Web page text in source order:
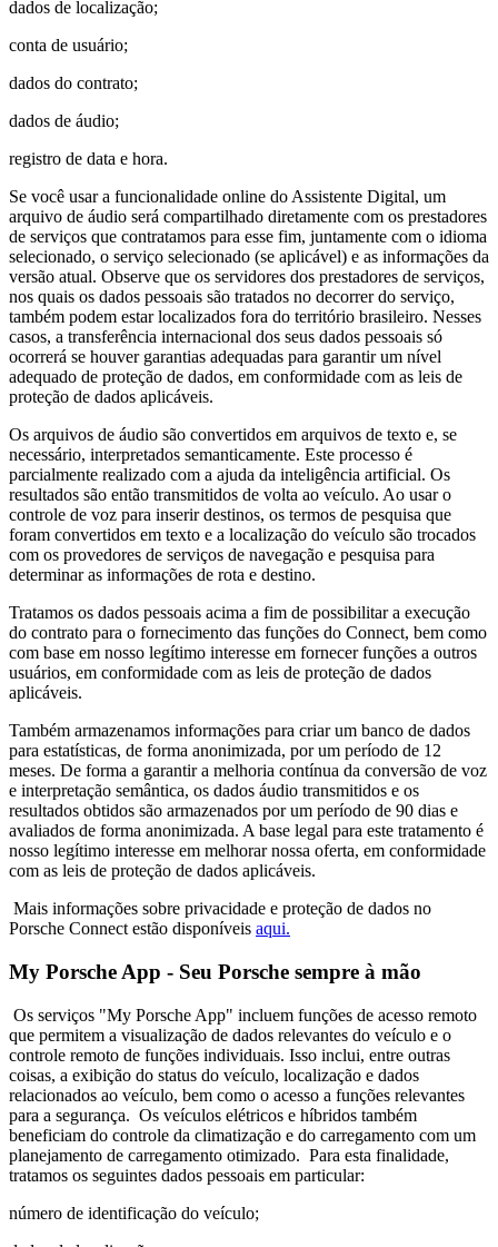
dados de localização;
conta de usuário;
dados do contrato;
dados de áudio;
registro de data e hora.
Se você usar a funcionalidade online do Assistente Digital, um
arquivo de áudio será compartilhado diretamente com os prestadores
de serviços que contratamos para esse fim, juntamente com o idioma
selecionado, o serviço selecionado (se aplicável) e as informações da
versão atual. Observe que os servidores dos prestadores de serviços,
nos quais os dados pessoais são tratados no decorrer do serviço,
também podem estar localizados fora do território brasileiro. Nesses
casos, a transferência internacional dos seus dados pessoais só
ocorrerá se houver garantias adequadas para garantir um nível
adequado de proteção de dados, em conformidade com as leis de
proteção de dados aplicáveis.
Os arquivos de áudio são convertidos em arquivos de texto e, se
necessário, interpretados semanticamente. Este processo é
parcialmente realizado com a ajuda da inteligência artificial. Os
resultados são então transmitidos de volta ao veículo. Ao usar o
controle de voz para inserir destinos, os termos de pesquisa que
foram convertidos em texto e a localização do veículo são trocados
com os provedores de serviços de navegação e pesquisa para
determinar as informações de rota e destino.
Tratamos os dados pessoais acima a fim de possibilitar a execução
do contrato para o fornecimento das funções do Connect, bem como
com base em nosso legítimo interesse em fornecer funções a outros
usuários, em conformidade com as leis de proteção de dados
aplicáveis.
Também armazenamos informações para criar um banco de dados
para estatísticas, de forma anonimizada, por um período de 12
meses. De forma a garantir a melhoria contínua da conversão de voz
e interpretação semântica, os dados áudio transmitidos e os
resultados obtidos são armazenados por um período de 90 dias e
avaliados de forma anonimizada. A base legal para este tratamento é
nosso legítimo interesse em melhorar nossa oferta, em conformidade
com as leis de proteção de dados aplicáveis.
Mais informações sobre privacidade e proteção de dados no
Porsche Connect estão disponíveis aqui.
My Porsche App - Seu Porsche sempre à mão
Os serviços "My Porsche App" incluem funções de acesso remoto
que permitem a visualização de dados relevantes do veículo e o
controle remoto de funções individuais. Isso inclui, entre outras
coisas, a exibição do status do veículo, localização e dados
relacionados ao veículo, bem como o acesso a funções relevantes
para a segurança. Os veículos elétricos e híbridos também
beneficiam do controle da climatização e do carregamento com um
planejamento de carregamento otimizado. Para esta finalidade,
tratamos os seguintes dados pessoais em particular:
número de identificação do veículo;